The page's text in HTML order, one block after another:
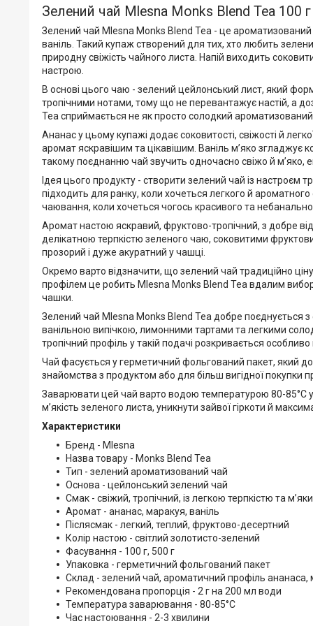
Зелений чай Mlesna Monks Blend Tea 100
Зелений чай Mlesna Monks Blend Tea - це
ваніль. Такий купаж створений для тих, хто любить
природну свіжість чайного листа. Напій виходить
настрою.
В основі цього чаю - зелений цейлонський лист, який
тропічними нотами, тому що не перевантажує настій, а
Tea сприймається не як просто солодкий
Ананас у цьому купажі додає соковитості, свіжості й
аромат яскравішим та цікавішим. Ваніль м’яко згладжує
такому поєднанню чай звучить одночасно свіжо й м’яко,
Ідея цього продукту - створити зелений чай із
підходить для ранку, коли хочеться легкого й
чаювання, коли хочеться чогось красивого та
Аромат настою яскравий, фруктово-тропічний, з добре
делікатною терпкістю зеленого чаю, соковитими
прозорий і дуже акуратний у чашці.
Окремо варто відзначити, що зелений чай традиційно
профілем це робить Mlesna Monks Blend Tea вдалим
чашки.
Зелений чай Mlesna Monks Blend Tea добре поєднується
ванільною випічкою, лимонними тартами та легкими
тропічний профіль у такій подачі розкривається
Чай фасується у герметичний фольгований пакет, який
знайомства з продуктом або для більш вигідної покупки
Заварювати цей чай варто водою температурою 80-85°C
м’якість зеленого листа, уникнути зайвої гіркоти й
Характеристики
Бренд - Mlesna
Назва товару - Monks Blend Tea
Тип - зелений ароматизований чай
Основа - цейлонський зелений чай
Смак - свіжий, тропічний, із легкою терпкістю та
Аромат - ананас, маракуя, ваніль
Післясмак - легкий, теплий, фруктово-десертний
Колір настою - світлий золотисто-зелений
Фасування - 100 г, 500 г
Упаковка - герметичний фольгований пакет
Склад - зелений чай, ароматичний профіль ананаса,
Рекомендована пропорція - 2 г на 200 мл води
Температура заварювання - 80-85°C
Час настоювання - 2-3 хвилини